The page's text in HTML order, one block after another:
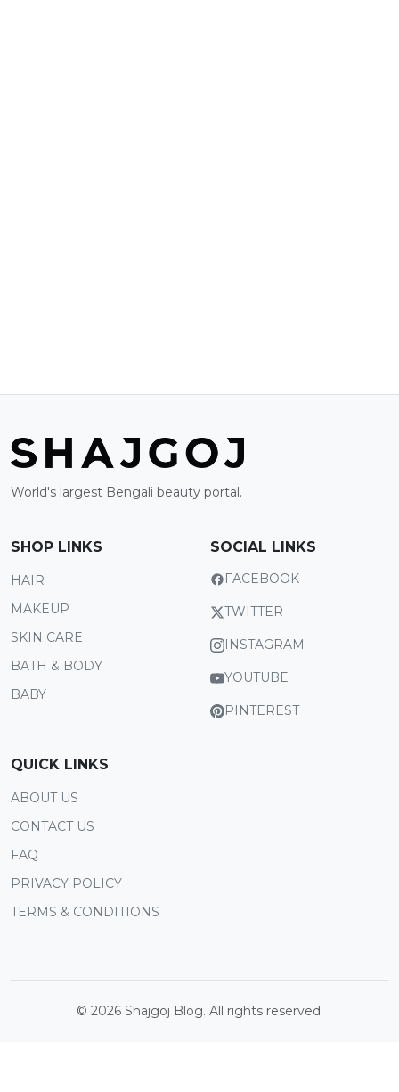
World's largest Bengali beauty portal.
SHOP LINKS
HAIR
MAKEUP
SKIN CARE
BATH & BODY
BABY
SOCIAL LINKS
FACEBOOK
TWITTER
INSTAGRAM
YOUTUBE
PINTEREST
QUICK LINKS
ABOUT US
CONTACT US
FAQ
PRIVACY POLICY
TERMS & CONDITIONS
© 2026 Shajgoj Blog. All rights reserved.